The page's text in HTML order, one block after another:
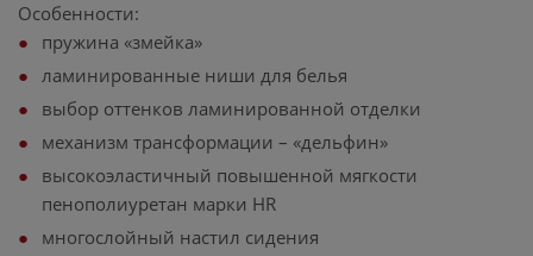
Особенности:
пружина «змейка»
ламинированные ниши для белья
выбор оттенков ламинированной отделки
механизм трансформации – «дельфин»
высокоэластичный повышенной мягкости
пенополиуретан марки HR
многослойный настил сидения